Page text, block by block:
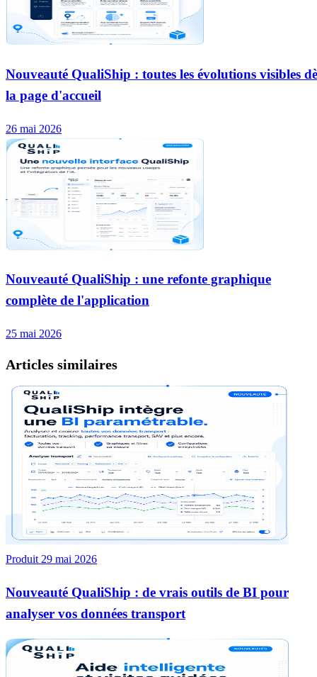
Nouveauté QualiShip : toutes les évolutions visibles
la page d'accueil
26 mai 2026
Nouveauté QualiShip : une refonte graphique
complète de l'application
25 mai 2026
Articles similaires
Produit 29 mai 2026
Nouveauté QualiShip : de vrais outils de BI pour
analyser vos données transport